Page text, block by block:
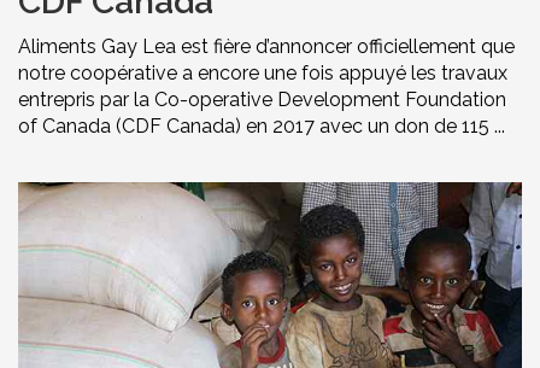
Aliments Gay Lea est fière d’annoncer officiellement que
notre coopérative a encore une fois appuyé les travaux
entrepris par la Co-operative Development Foundation
of Canada (CDF Canada) en 2017 avec un don de 115 ...